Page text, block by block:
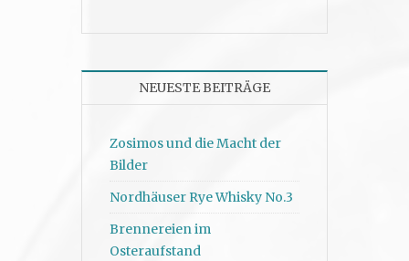
NEUESTE BEITRÄGE
Zosimos und die Macht der
Bilder
Nordhäuser Rye Whisky No.3
Brennereien im
Osteraufstand